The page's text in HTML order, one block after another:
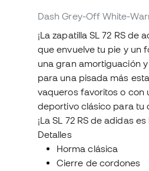
Dash Grey-Off White-
¡La zapatilla SL 72 RS
que envuelve tu pie y un
una gran amortiguación
para una pisada más
vaqueros favoritos o con
deportivo clásico para tu
¡La SL 72 RS de adidas
Detalles
Horma clásica
Cierre de cordones